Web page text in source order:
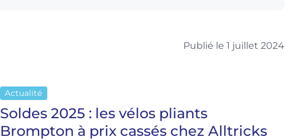
Publié le 1 juillet 2024
Actualité
Soldes 2025 : les vélos pliants
Brompton à prix cassés chez Alltricks